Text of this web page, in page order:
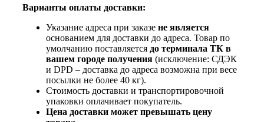
Варианты оплаты доставки:
Указание адреса при заказе не является
основанием для доставки до адреса. Товар по
умолчанию поставляется до терминала ТК в
вашем городе получения (исключение: СДЭК
и DPD – доставка до адреса возможна при весе
посылки не более 40 кг).
Стоимость доставки и транспортировочной
упаковки оплачивает покупатель.
Цена доставки может превышать цену